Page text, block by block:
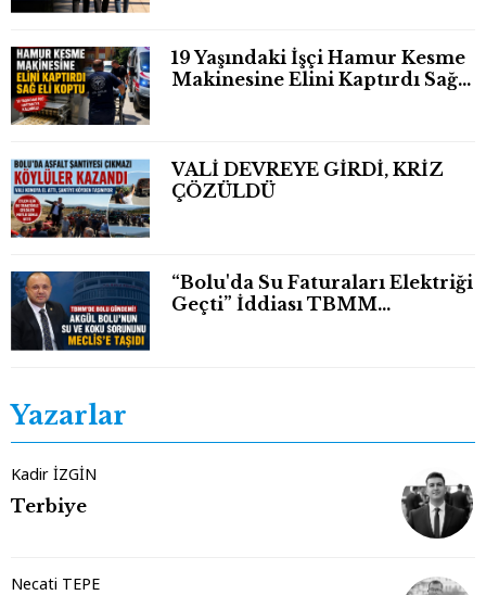
19 Yaşındaki İşçi Hamur Kesme
Makinesine Elini Kaptırdı Sağ
VALİ DEVREYE GİRDİ, KRİZ
ÇÖZÜLDÜ
“Bolu'da Su Faturaları Elektriği
Geçti” İddiası TBMM
Yazarlar
Kadir İZGİN
Terbiye
Necati TEPE